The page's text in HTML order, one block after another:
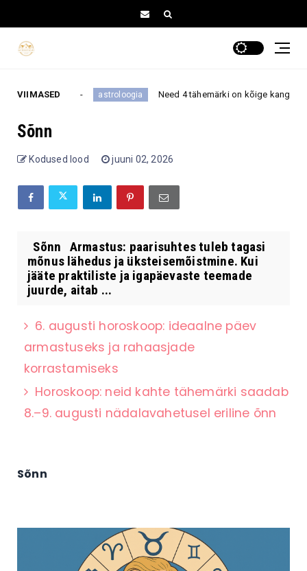
VIIMASED
suunda astroloogia Need 4 tähemärki on kõige kangema
Sõnn
Kodused lood juuni 02, 2026
Sõnn Armastus: paarisuhtes tuleb tagasi
mõnus lähedus ja üksteisemõistmine. Kui
jääte praktiliste ja igapäevaste teemade
juurde, aitab ...
6. augusti horoskoop: ideaalne päev
armastuseks ja rahaasjade
korrastamiseks
Horoskoop: neid kahte tähemärki saadab
8.–9. augusti nädalavahetusel eriline õnn
Sõnn